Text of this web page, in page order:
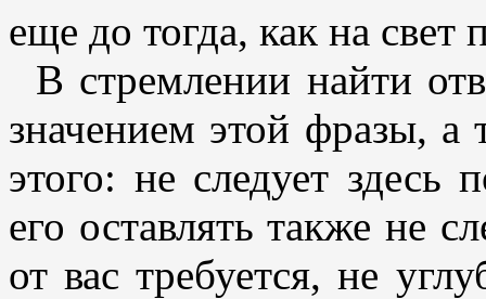
еще до тогда, как на свет
В стремлении найти
значением этой фразы, а
этого: не следует здесь
его оставлять также не
от вас требуется, не